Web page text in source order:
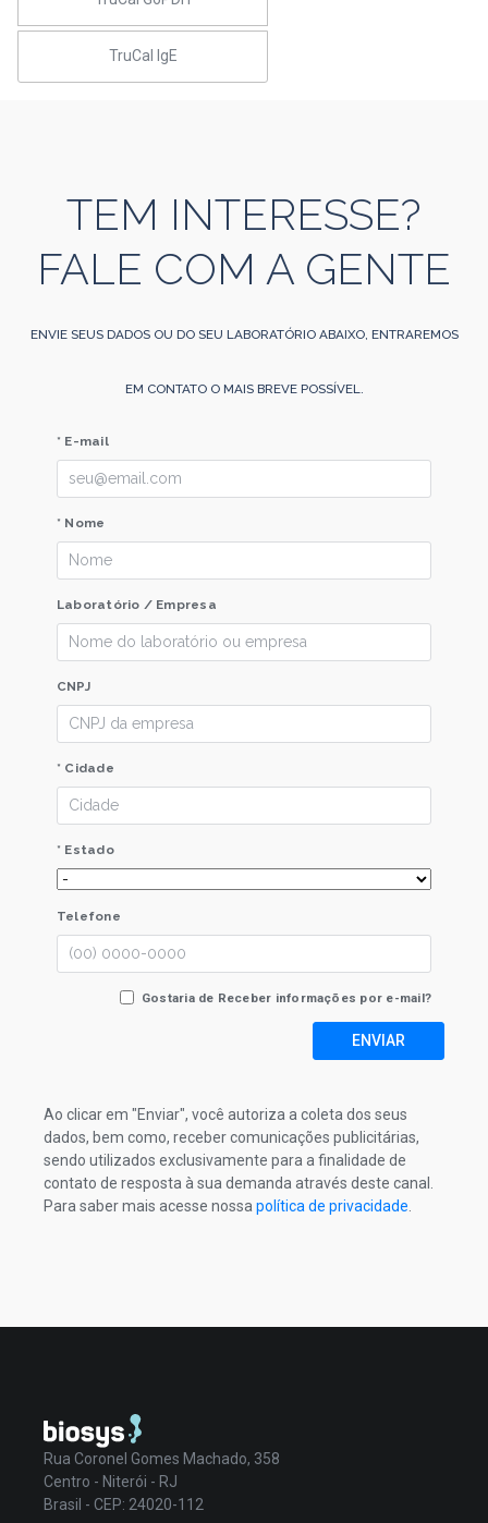
TruCal IgE
TEM INTERESSE?
FALE COM A GENTE
ENVIE SEUS DADOS OU DO SEU LABORATÓRIO ABAIXO, ENTRAREMOS
EM CONTATO O MAIS BREVE POSSÍVEL.
* E-mail
* Nome
Laboratório / Empresa
CNPJ
* Cidade
* Estado
Telefone
Gostaria de Receber informações por e-mail?
ENVIAR
Ao clicar em "Enviar", você autoriza a coleta dos seus
dados, bem como, receber comunicações publicitárias,
sendo utilizados exclusivamente para a finalidade de
contato de resposta à sua demanda através deste canal.
Para saber mais acesse nossa política de privacidade
Rua Coronel Gomes Machado, 358
Centro - Niterói - RJ
Brasil - CEP: 24020-112